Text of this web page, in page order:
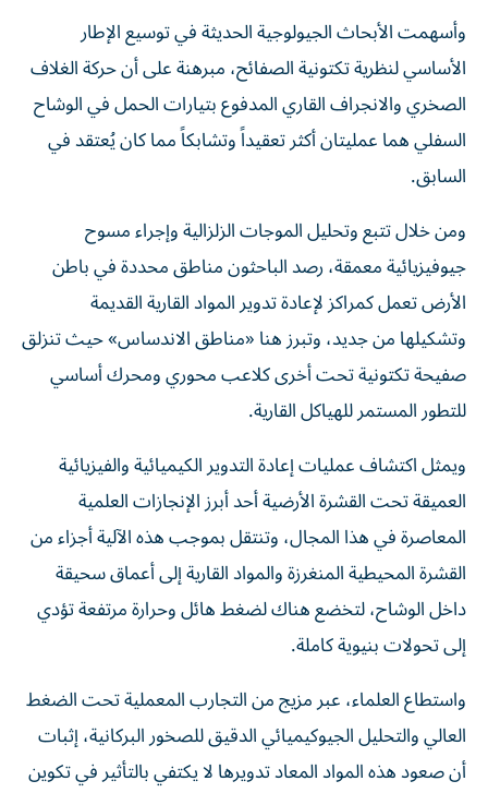
وأسهمت الأبحاث الجيولوجية الحديثة في توسيع الإطار
الأساسي لنظرية تكتونية الصفائح، مبرهنة على أن حركة الغلاف
الصخري والانجراف القاري المدفوع بتيارات الحمل في الوشاح
السفلي هما عمليتان أكثر تعقيداً وتشابكاً مما كان يُعتقد في
السابق.
ومن خلال تتبع وتحليل الموجات الزلزالية وإجراء مسوح
جيوفيزيائية معمقة، رصد الباحثون مناطق محددة في باطن
الأرض تعمل كمراكز لإعادة تدوير المواد القارية القديمة
وتشكيلها من جديد، وتبرز هنا «مناطق الاندساس» حيث تنزلق
صفيحة تكتونية تحت أخرى كلاعب محوري ومحرك أساسي
للتطور المستمر للهياكل القارية.
ويمثل اكتشاف عمليات إعادة التدوير الكيميائية والفيزيائية
العميقة تحت القشرة الأرضية أحد أبرز الإنجازات العلمية
المعاصرة في هذا المجال، وتنتقل بموجب هذه الآلية أجزاء من
القشرة المحيطية المنغرزة والمواد القارية إلى أعماق سحيقة
داخل الوشاح، لتخضع هناك لضغط هائل وحرارة مرتفعة تؤدي
إلى تحولات بنيوية كاملة.
واستطاع العلماء، عبر مزيج من التجارب المعملية تحت الضغط
العالي والتحليل الجيوكيميائي الدقيق للصخور البركانية، إثبات
أن صعود هذه المواد المعاد تدويرها لا يكتفي بالتأثير في تكوين